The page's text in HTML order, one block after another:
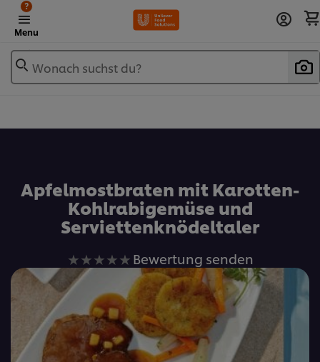
Menu
?
Wonach suchst du?
Apfelmostbraten mit Karotten-
Kohlrabigemüse und
Serviettenknödeltaler
Keine
Bewertungen
für
dieses
recipe
abgegeben
Bewertung senden